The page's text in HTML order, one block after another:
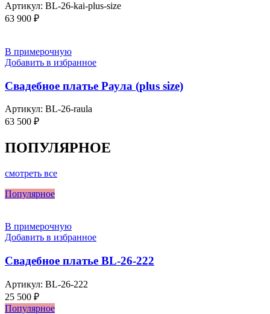
Артикул: BL-26-kai-plus-size
63 900 ₽
В примерочную
Добавить в избранное
Свадебное платье Раула (plus size)
Артикул: BL-26-raula
63 500 ₽
ПОПУЛЯРНОЕ
смотреть все
Популярное
В примерочную
Добавить в избранное
Свадебное платье BL-26-222
Артикул: BL-26-222
25 500 ₽
Популярное